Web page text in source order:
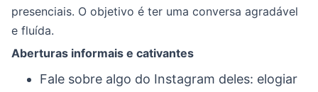
presenciais. O objetivo é ter uma conversa agradável
e fluída.
Aberturas informais e cativantes
Fale sobre algo do Instagram deles: elogiar